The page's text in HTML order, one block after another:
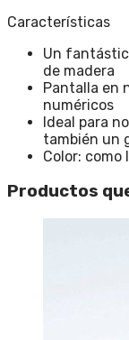
Características
Un
de madera
Pantalla en
numéricos
Ideal para
también un
Color: como
Productos